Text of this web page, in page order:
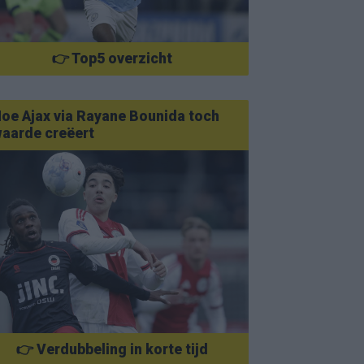
👉 Top5 overzicht
Ajax via Rayane Bounida toch
creëert
👉 Verdubbeling in korte tijd